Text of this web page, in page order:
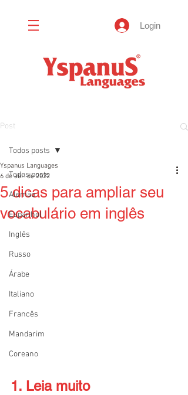
Login
Post
Todos posts
Alemão
Espanhol
Inglês
Russo
Árabe
Italiano
Francês
Mandarim
Coreano
Todos posts
5 dicas para ampliar seu
vocabulário em inglês
Yspanus Languages
6 de abr. de 2022
1. Leia muito